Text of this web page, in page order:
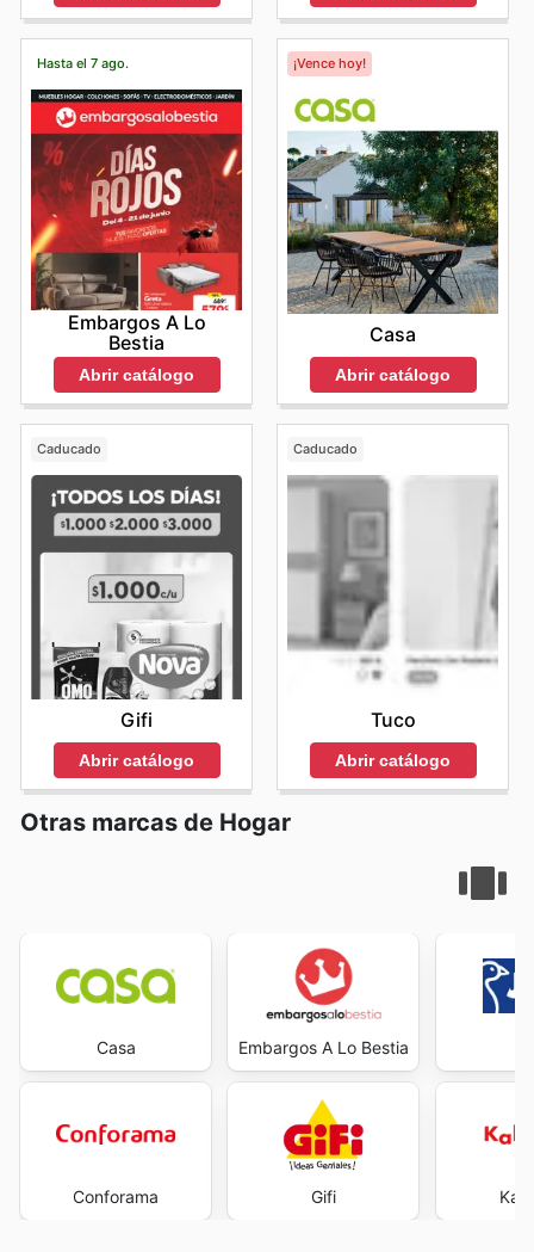
Hasta el 7 ago.
Embargos A Lo
Bestia
Abrir catálogo
¡Vence hoy!
Casa
Abrir catálogo
Caducado
Gifi
Abrir catálogo
Caducado
Tuco
Abrir catálogo
Otras marcas de Hogar
Casa
Conforama
Embargos A Lo Bestia
Gifi